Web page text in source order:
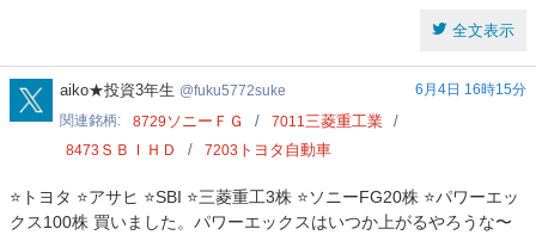
全文表示
fuku5772suke
aiko★投資3年生 fuku5772suke
6月4日 16時15分
関連銘柄
8729 ソニーＦＧ 7011三菱重工業
8473 ＳＢＩＨＤ 7203 トヨタ自動車
⭐️トヨタ ⭐️アサヒ ⭐️SBI ⭐️三菱重工3株 ⭐️ソニーFG20株 ⭐️パワーエッ
クス100株 買いました。パワーエックスはいつか上がるやろうな〜